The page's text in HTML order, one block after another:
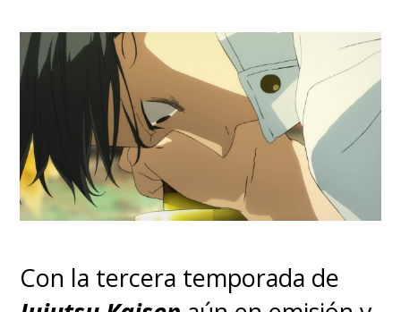
Con la tercera temporada de